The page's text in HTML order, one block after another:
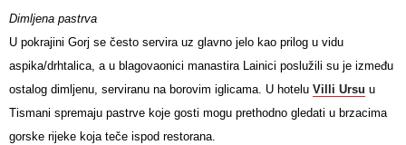
Dimljena pastrva
U pokrajini Gorj se često servira uz glavno jelo kao prilog u vidu
aspika/drhtalica, a u blagovaonici manastira Lainici poslužili su je između
ostalog dimljenu, serviranu na borovim iglicama. U hotelu Villi Ursu u
Tismani spremaju pastrve koje gosti mogu prethodno gledati u brzacima
gorske rijeke koja teče ispod restorana.